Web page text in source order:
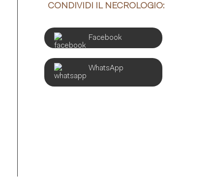
CONDIVIDI IL NECROLOGIO:
Facebook
WhatsApp